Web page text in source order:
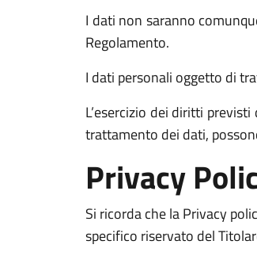
I dati non saranno
Regolamento.
I dati personali oggetto di
L’esercizio dei diritti
trattamento dei dati,
Privacy
Si ricorda che la Privacy
specifico riservato del